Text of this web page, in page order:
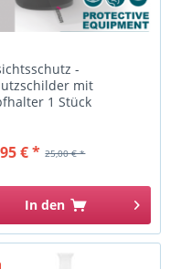
-
mit
1 Stück
25,00 € *
€ *
In den